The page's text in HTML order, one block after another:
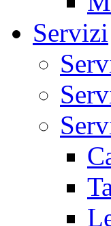
Servizi